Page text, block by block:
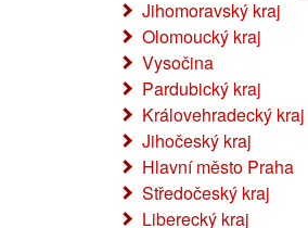
Jihomoravský kraj
Olomoucký kraj
Vysočina
Pardubický kraj
Královehradecký kraj
Jihočeský kraj
Hlavní město Praha
Středočeský kraj
Liberecký kraj